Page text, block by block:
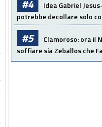
#4
Idea Gabriel
potrebbe decollare solo
#5
Clamoroso: ora il
soffiare sia Zeballos che